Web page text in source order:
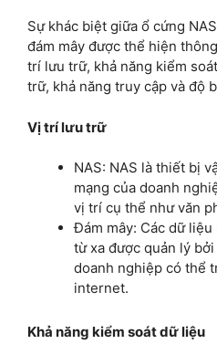
Sự khác biệt giữa ổ cứng
đám mây được thể hiện
trí lưu trữ, khả năng kiểm
trữ, khả năng truy cập và độ
Vị trí lưu trữ
NAS: NAS là thiết bị
mạng của doanh
vị trí cụ thể như văn
Đám mây: Các dữ
từ xa được quản lý
doanh nghiệp có thể
internet.
Khả năng kiểm soát dữ liệu